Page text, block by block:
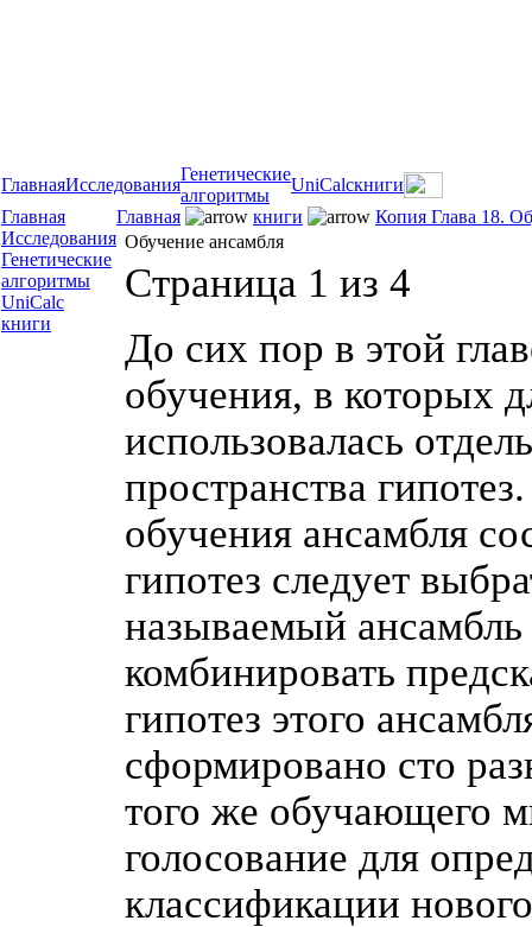
ГлавнаяИсследования
Генетические
алгоритмы
UniCalcкниги
Главная
Исследования
Генетические
алгоритмы
UniCalc
книги
Главная книги
Копия Глава 18.
Обучение ансамбля
Страница 1 из 4
До сих пор в этой
обучения, в которых
использовалась
пространства
обучения ансамбля
гипотез следует
называемый
комбинировать
гипотез этого
сформировано сто
того же обучающего
голосование для
классификации